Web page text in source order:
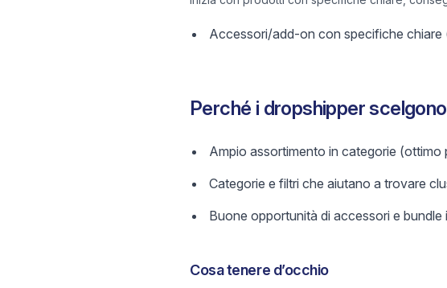
Accessori/add-on con specifiche chiare
Perché i dropshipper
Ampio assortimento in categorie (ottimo
Categorie e filtri che aiutano a trovare
Buone opportunità di accessori e bundle
Cosa tenere d’occhio